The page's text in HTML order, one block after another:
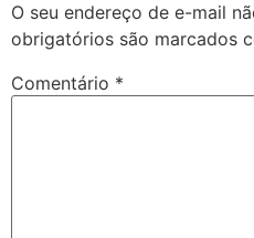
O seu endereço de e-mail
obrigatórios são marcados
Comentário *